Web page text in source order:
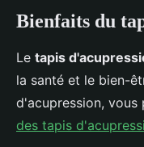
Bienfaits du
Le tapis
la santé et le bien-
d'acupression, vous
des tapis